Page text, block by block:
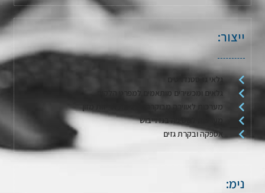
ייצור:
גלאי גז סטנדרטים
גלאים ומכשירים מותאמים למפרט הלקוח
מערכות לאווירה מבוקרת / דגימת אריזות מזון
מערכות לשטיפה בגז וייבוש
אספקה ובקרת גזים
נימ: